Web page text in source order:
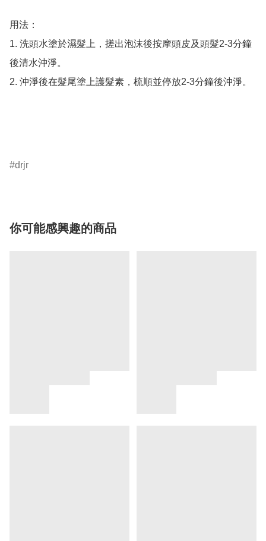
用法：
1. 洗頭水塗於濕髮上，搓出泡沫後按摩頭皮及頭髮2-3分鐘
後清水沖淨。
2. 沖淨後在髮尾塗上護髮素，梳順並停放2-3分鐘後沖淨。
drjr
你可能感興趣的商品